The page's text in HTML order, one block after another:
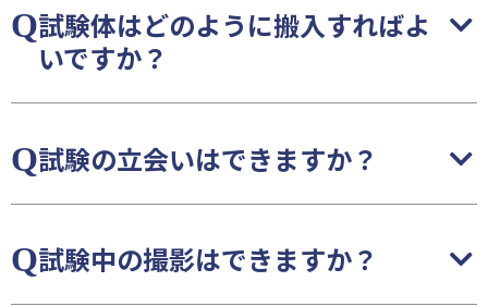
試験体はどのように搬入すればよ
いですか？
試験の立会いはできますか？
試験中の撮影はできますか？